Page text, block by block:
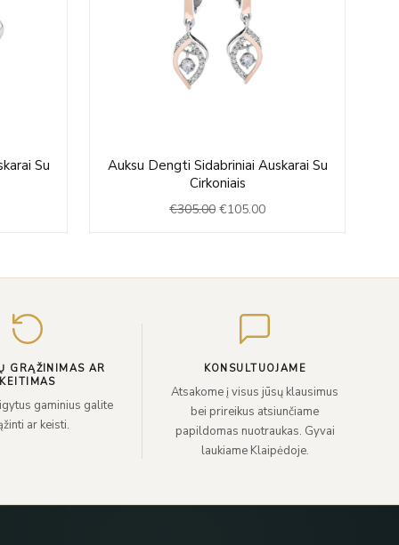
Su
Auksu Dengti Sidabriniai Auskarai Su
Cirkoniais
€305.00
price
€305.00.
€105.00
price
€105.00.
GRĄŽINIMAS AR
KEITIMAS
gaminius galite
ar keisti.
KONSULTUOJAME
Atsakome į visus jūsų klausimus
bei prireikus atsiunčiame
papildomas nuotraukas. Gyvai
laukiame Klaipėdoje.